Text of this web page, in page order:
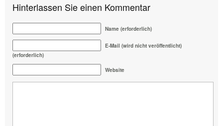
Hinterlassen Sie einen Kommentar
Name (erforderlich)
E-Mail (wird nicht veröffentlicht)
(erforderlich)
Website